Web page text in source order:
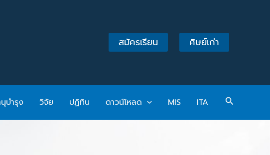
สมัครเรียน ศิษย์เก่า
บำรุง วิจัย ปฏิทิน ดาวน์โหลด MIS ITA Search